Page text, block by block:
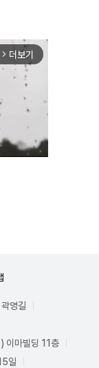
arrow_forward_ios 더보기
영길
이마빌딩 11층
일